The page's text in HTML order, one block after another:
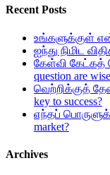
Recent Posts
உங்களுக்குள்
ஐந்து நிமிட
கேள்வி கேட்கத்
question are wise
வெற்றிக்குத்
key to success?
எந்தப்
market?
Archives